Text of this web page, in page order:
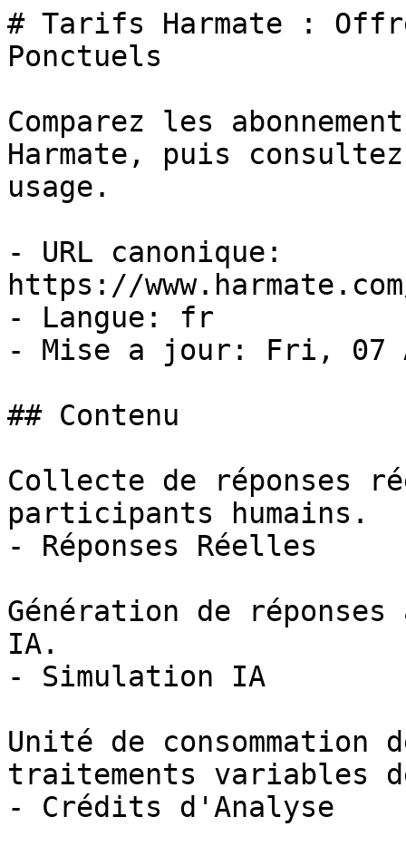
# Tarifs Harmate :
Ponctuels
Comparez les
Harmate, puis
usage.
- URL canonique:
https://
- Langue: fr
- Mise a jour: Fri, 07
## Contenu
Collecte de réponses
participants humains.
- Réponses Réelles
Génération de
IA.
- Simulation IA
Unité de
traitements variables
- Crédits d'Analyse